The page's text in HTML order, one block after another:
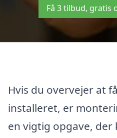
Få 3 tilbud, gratis
Hvis du overvejer at
installeret, er
en vigtig opgave,